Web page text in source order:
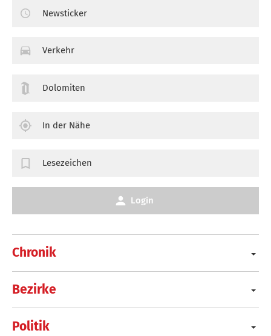
Chronik
Bezirke
Politik
Newsticker
Verkehr
Dolomiten
In der Nähe
Lesezeichen
Login